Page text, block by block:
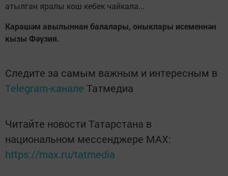
атылган яралы кош кебек чайкала...
Карашәм авылыннан балалары, оныклары исеменнән
кызы Фәүзия.
Следите за самым важным и интересным в
Telegram-канале Татмедиа
Читайте новости Татарстана в
национальном мессенджере MАХ:
https://max.ru/tatmedia